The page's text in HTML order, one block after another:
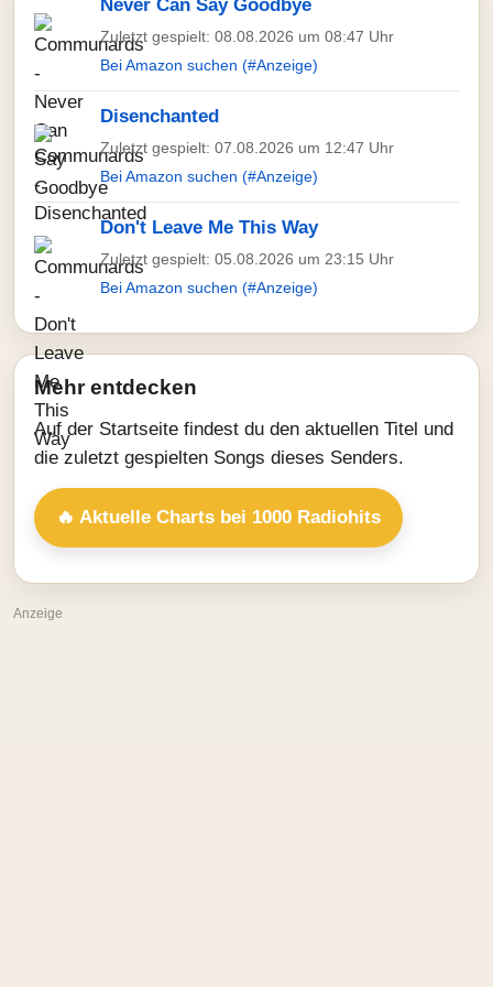
Never Can Say Goodbye
Zuletzt gespielt: 08.08.2026 um 08:47 Uhr
Bei Amazon suchen (#Anzeige)
Disenchanted
Zuletzt gespielt: 07.08.2026 um 12:47 Uhr
Bei Amazon suchen (#Anzeige)
Don't Leave Me This Way
Zuletzt gespielt: 05.08.2026 um 23:15 Uhr
Bei Amazon suchen (#Anzeige)
Mehr entdecken
Auf der Startseite findest du den aktuellen Titel und
die zuletzt gespielten Songs dieses Senders.
🔥 Aktuelle Charts bei 1000 Radiohits
Anzeige